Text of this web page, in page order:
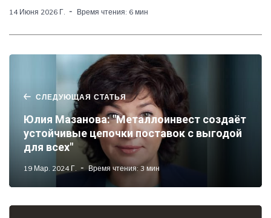
14 Июня 2026 Г. Время чтения: 6 мин
СЛЕДУЮЩАЯ СТАТЬЯ
Юлия Мазанова: "Металлоинвест создаёт
устойчивые цепочки поставок с выгодой
для всех"
19 Мар. 2024 Г. Время чтения: 3 мин